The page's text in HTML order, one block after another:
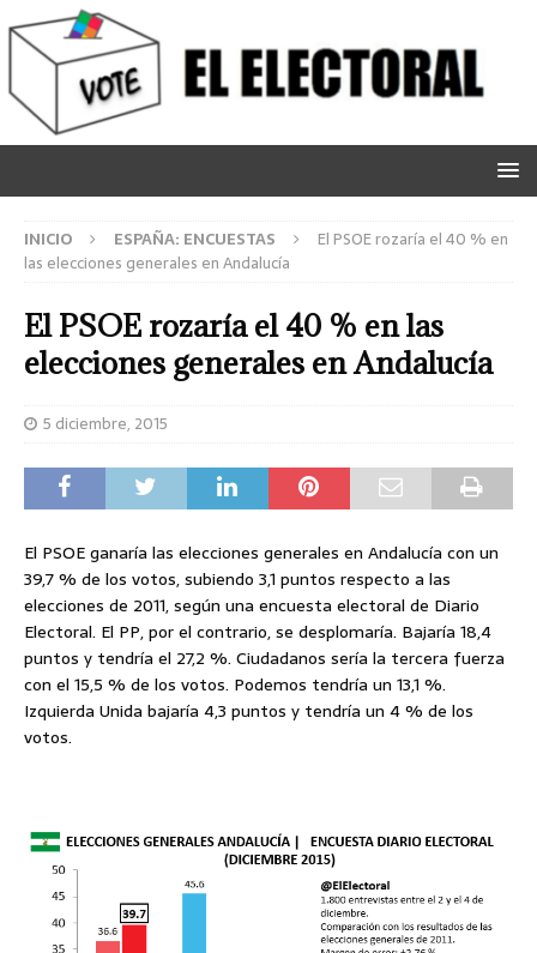
INICIO ESPAÑA: ENCUESTAS
El PSOE rozaría el 40 % en
las elecciones generales en Andalucía
El PSOE rozaría el 40 % en las
elecciones generales en Andalucía
5 diciembre, 2015
El PSOE ganaría las elecciones generales en Andalucía con un
39,7 % de los votos, subiendo 3,1 puntos respecto a las
elecciones de 2011, según una encuesta electoral de Diario
Electoral. El PP, por el contrario, se desplomaría. Bajaría 18,4
puntos y tendría el 27,2 %. Ciudadanos sería la tercera fuerza
con el 15,5 % de los votos. Podemos tendría un 13,1 %.
Izquierda Unida bajaría 4,3 puntos y tendría un 4 % de los
votos.